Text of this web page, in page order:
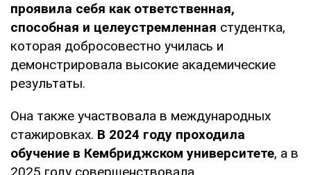
проявила себя как ответственная,
способная и целеустремленная студентка,
которая добросовестно училась и
демонстрировала высокие академические
результаты.
Она также участвовала в международных
стажировках. В 2024 году проходила
обучение в Кембриджском университете, а в